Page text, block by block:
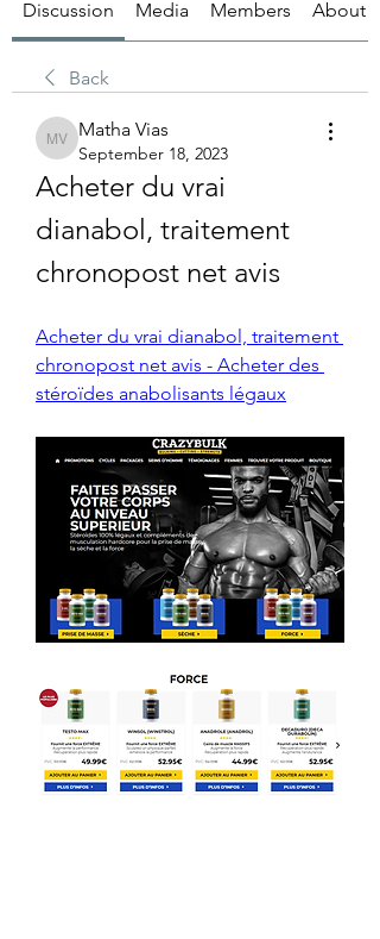
Discussion Media Members About
Back
Matha Vias
Matha Vias
September 18, 2023
Acheter du vrai
dianabol, traitement
chronopost net avis
Acheter du vrai dianabol, traitement
chronopost net avis - Acheter des
stéroïdes anabolisants légaux